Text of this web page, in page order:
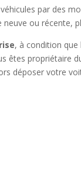
par des
neuve ou récente,
, à condition
êtes propriétaire
déposer votre